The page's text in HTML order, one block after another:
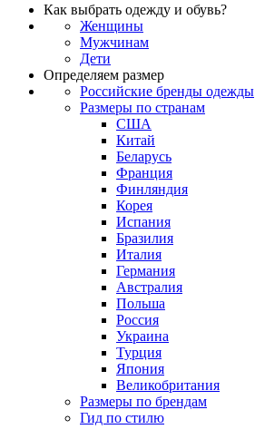
Как выбрать одежду и обувь?
Женщины
Мужчинам
Дети
Определяем размер
Российские бренды одежды
Размеры по странам
США
Китай
Беларусь
Франция
Финляндия
Корея
Испания
Бразилия
Италия
Германия
Австралия
Польша
Россия
Украина
Турция
Япония
Великобритания
Размеры по брендам
Гид по стилю